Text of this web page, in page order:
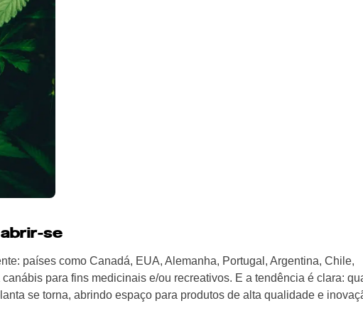
abrir-se
países como Canadá, EUA, Alemanha, Portugal, Argentina, Chile,
para fins medicinais e/ou recreativos. E a tendência é clara:
se torna, abrindo espaço para produtos de alta qualidade e